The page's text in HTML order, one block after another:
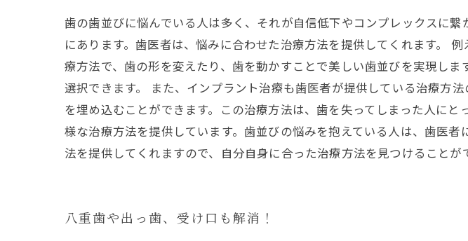
歯の歯並びに悩んでいる人は多く、それが自信低下やコンプレックスに
にあります。歯医者は、悩みに合わせた治療方法を提供してくれます。
療方法で、歯の形を変えたり、歯を動かすことで美しい歯並びを実現し
選択できます。 また、インプラント治療も歯医者が提供している治療方
を埋め込むことができます。この治療方法は、歯を失ってしまった人に
様な治療方法を提供しています。歯並びの悩みを抱えている人は、歯医
法を提供してくれますので、自分自身に合った治療方法を見つけることが
八重歯や出っ歯、受け口も解消！